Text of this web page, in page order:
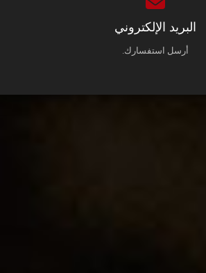
البريد الإلكتروني
أرسل استفسارك.